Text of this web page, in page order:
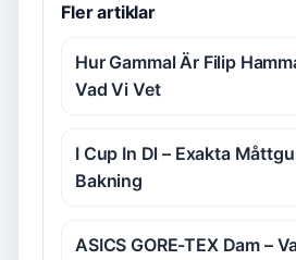
Fler artiklar
Hur Gammal Är Filip
Vad Vi Vet
I Cup In Dl – Exakta
Bakning
ASICS GORE-TEX Dam –